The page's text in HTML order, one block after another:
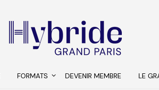
FORMATS DEVENIR MEMBRE LE